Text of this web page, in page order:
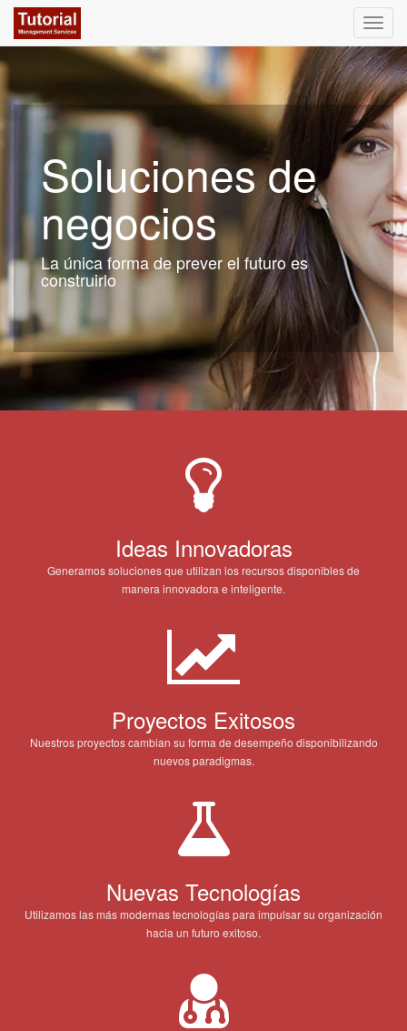
Soluciones de
negocios
La única forma de prever el futuro es
construirlo
Ideas Innovadoras
Generamos soluciones que utilizan los recursos disponibles de
manera innovadora e inteligente.
Proyectos Exitosos
Nuestros proyectos cambian su forma de desempeño disponibilizando
nuevos paradigmas.
Nuevas Tecnologías
Utilizamos las más modernas tecnologías para impulsar su organización
hacia un futuro exitoso.